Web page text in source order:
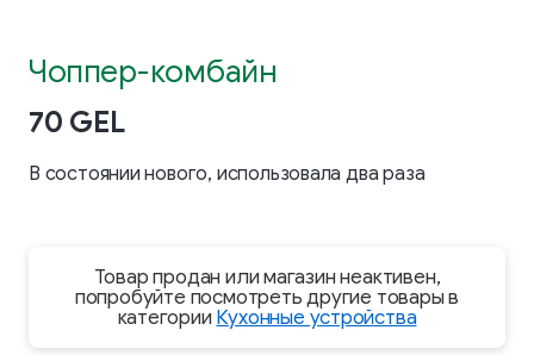
Чоппер-комбайн
70 GEL
В состоянии нового, использовала два раза
Товар продан или магазин неактивен,
попробуйте посмотреть другие товары в
категории Кухонные устройства